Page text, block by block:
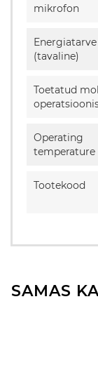
mikrofon
Energiatarve
(tavaline)
Toetatud
Operating
temperature
Tootekood
SAMAS